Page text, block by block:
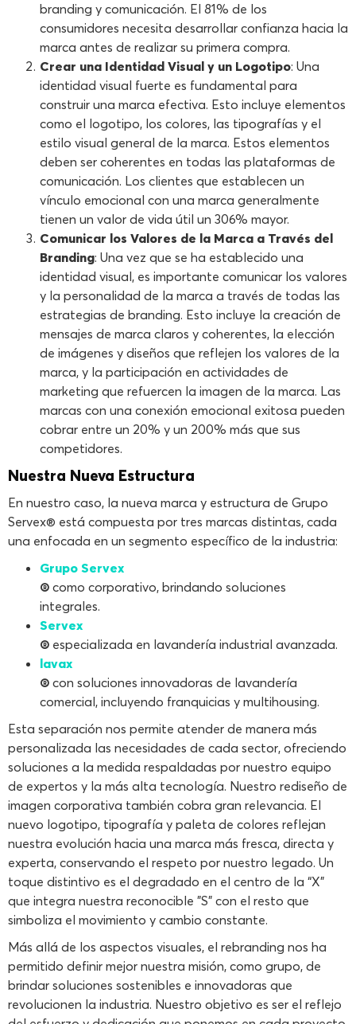
branding y comunicación. El 81% de los
consumidores necesita desarrollar confianza hacia la
marca antes de realizar su primera compra.
Crear una Identidad Visual y un Logotipo: Una
identidad visual fuerte es fundamental para
construir una marca efectiva. Esto incluye elementos
como el logotipo, los colores, las tipografías y el
estilo visual general de la marca. Estos elementos
deben ser coherentes en todas las plataformas de
comunicación. Los clientes que establecen un
vínculo emocional con una marca generalmente
tienen un valor de vida útil un 306% mayor.
Comunicar los Valores de la Marca a Través del
Branding: Una vez que se ha establecido una
identidad visual, es importante comunicar los valores
y la personalidad de la marca a través de todas las
estrategias de branding. Esto incluye la creación de
mensajes de marca claros y coherentes, la elección
de imágenes y diseños que reflejen los valores de la
marca, y la participación en actividades de
marketing que refuercen la imagen de la marca. Las
marcas con una conexión emocional exitosa pueden
cobrar entre un 20% y un 200% más que sus
competidores.
Nuestra Nueva Estructura
En nuestro caso, la nueva marca y estructura de Grupo
Servex® está compuesta por tres marcas distintas, cada
una enfocada en un segmento específico de la industria:
Grupo Servex
® como corporativo, brindando soluciones
integrales.
Servex
® especializada en lavandería industrial avanzada.
lavax
® con soluciones innovadoras de lavandería
comercial, incluyendo franquicias y multihousing.
Esta separación nos permite atender de manera más
personalizada las necesidades de cada sector, ofreciendo
soluciones a la medida respaldadas por nuestro equipo
de expertos y la más alta tecnología. Nuestro rediseño de
imagen corporativa también cobra gran relevancia. El
nuevo logotipo, tipografía y paleta de colores reflejan
nuestra evolución hacia una marca más fresca, directa y
experta, conservando el respeto por nuestro legado. Un
toque distintivo es el degradado en el centro de la “X”
que integra nuestra reconocible "S" con el resto que
simboliza el movimiento y cambio constante.
Más allá de los aspectos visuales, el rebranding nos ha
permitido definir mejor nuestra misión, como grupo, de
brindar soluciones sostenibles e innovadoras que
revolucionen la industria. Nuestro objetivo es ser el reflejo